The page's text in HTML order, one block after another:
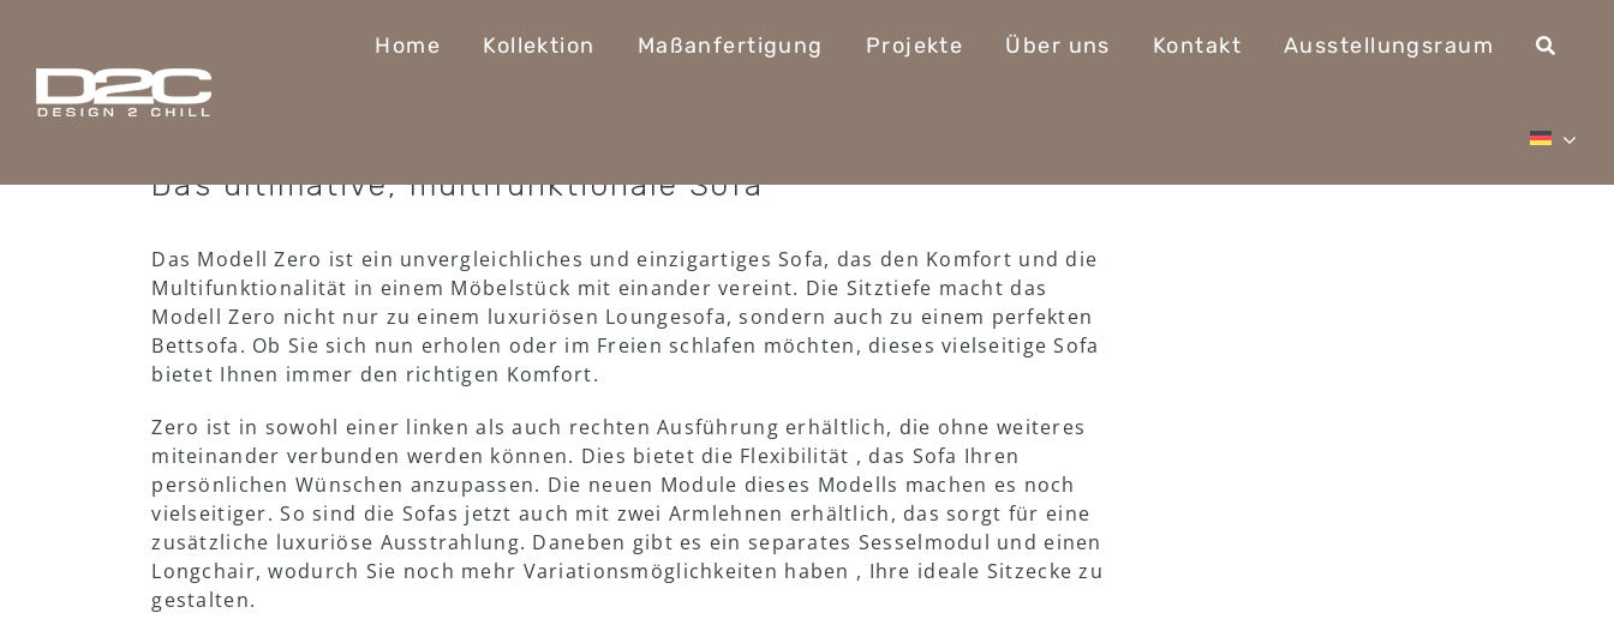
content
Home Kollektion Maßanfertigung Projekte Über uns Kontakt Ausstellungsraum
Zero Lounge-Set
Das ultimative, multifunktionale Sofa
Das Modell Zero ist ein unvergleichliches und einzigartiges Sofa, das den Komfort und die
Multifunktionalität in einem Möbelstück mit einander vereint. Die Sitztiefe macht das
Modell Zero nicht nur zu einem luxuriösen Loungesofa, sondern auch zu einem perfekten
Bettsofa. Ob Sie sich nun erholen oder im Freien schlafen möchten, dieses vielseitige Sofa
bietet Ihnen immer den richtigen Komfort.
Zero ist in sowohl einer linken als auch rechten Ausführung erhältlich, die ohne weiteres
miteinander verbunden werden können. Dies bietet die Flexibilität , das Sofa Ihren
persönlichen Wünschen anzupassen. Die neuen Module dieses Modells machen es noch
vielseitiger. So sind die Sofas jetzt auch mit zwei Armlehnen erhältlich, das sorgt für eine
zusätzliche luxuriöse Ausstrahlung. Daneben gibt es ein separates Sesselmodul und einen
Longchair, wodurch Sie noch mehr Variationsmöglichkeiten haben , Ihre ideale Sitzecke zu
gestalten.